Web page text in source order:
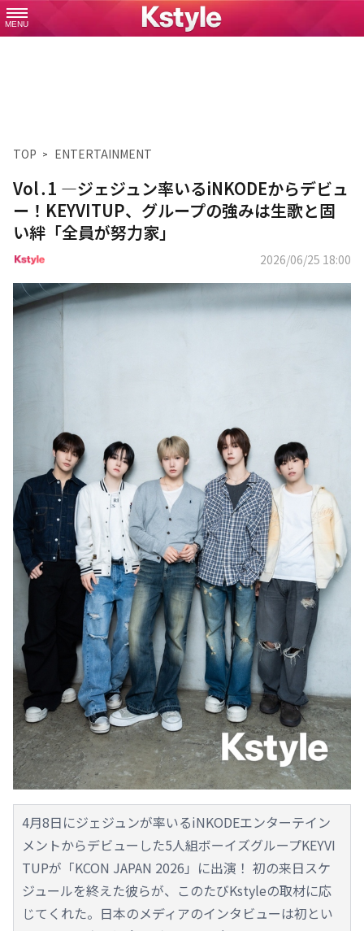
MENU
TOP ENTERTAINMENT
Vol․1 ―ジェジュン率いるiNKODEからデビュ
ー！KEYVITUP、グループの強みは生歌と固
い絆「全員が努力家」
2026/06/25 18:00
4月8日にジェジュンが率いるiNKODEエンターテイン
メントからデビューした5人組ボーイズグループKEYVI
TUPが「KCON JAPAN 2026」に出演！ 初の来日スケ
ジュールを終えた彼らが、このたびKstyleの取材に応
じてくれた。日本のメディアのインタビューは初とい